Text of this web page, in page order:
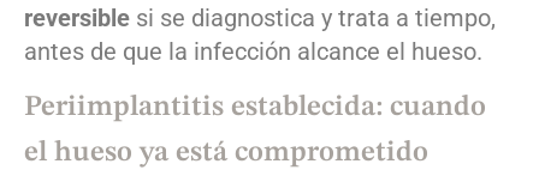
reversible si se diagnostica y trata a tiempo,
antes de que la infección alcance el hueso.
Periimplantitis establecida: cuando
el hueso ya está comprometido